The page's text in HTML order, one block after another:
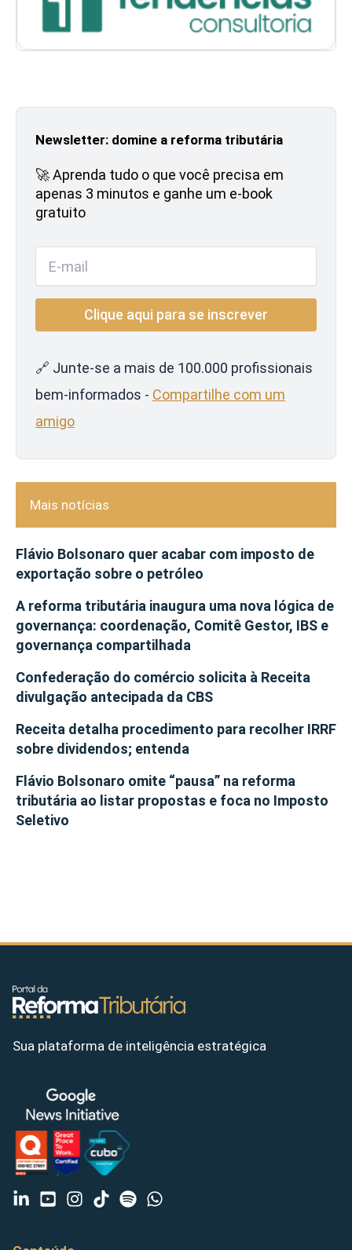
Newsletter: domine a reforma tributária
🚀 Aprenda tudo o que você precisa em
apenas 3 minutos e ganhe um e-book
gratuito
🔗 Junte-se a mais de 100.000 profissionais
bem-informados - Compartilhe com um
amigo
Mais notícias
Flávio Bolsonaro quer acabar com imposto de
exportação sobre o petróleo
A reforma tributária inaugura uma nova lógica de
governança: coordenação, Comitê Gestor, IBS e
governança compartilhada
Confederação do comércio solicita à Receita
divulgação antecipada da CBS
Receita detalha procedimento para recolher IRRF
sobre dividendos; entenda
Flávio Bolsonaro omite “pausa” na reforma
tributária ao listar propostas e foca no Imposto
Seletivo
Sua plataforma de inteligência estratégica